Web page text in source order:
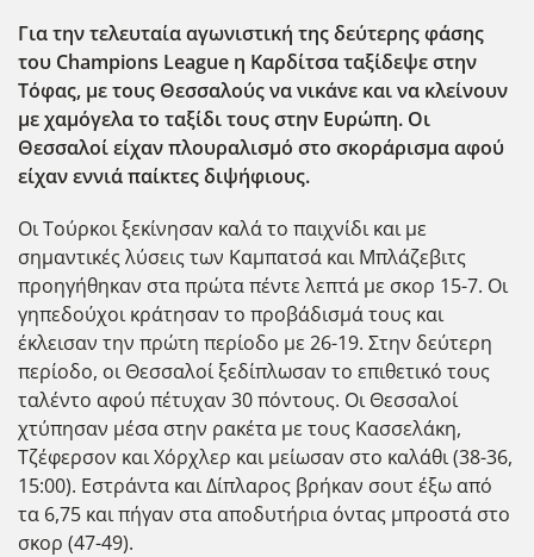
Για την τελευταία αγωνιστική της δεύτερης φάσης
του Champions League η Καρδίτσα ταξίδεψε στην
Τόφας, με τους Θεσσαλούς να νικάνε και να κλείνουν
με χαμόγελα το ταξίδι τους στην Ευρώπη. Οι
Θεσσαλοί είχαν πλουραλισμό στο σκοράρισμα αφού
είχαν εννιά παίκτες διψήφιους.
Οι Τούρκοι ξεκίνησαν καλά το παιχνίδι και με
σημαντικές λύσεις των Καμπατσά και Μπλάζεβιτς
προηγήθηκαν στα πρώτα πέντε λεπτά με σκορ 15-7. Οι
γηπεδούχοι κράτησαν το προβάδισμά τους και
έκλεισαν την πρώτη περίοδο με 26-19. Στην δεύτερη
περίοδο, οι Θεσσαλοί ξεδίπλωσαν το επιθετικό τους
ταλέντο αφού πέτυχαν 30 πόντους. Οι Θεσσαλοί
χτύπησαν μέσα στην ρακέτα με τους Κασσελάκη,
Τζέφερσον και Χόρχλερ και μείωσαν στο καλάθι (38-36,
15:00). Εστράντα και Δίπλαρος βρήκαν σουτ έξω από
τα 6,75 και πήγαν στα αποδυτήρια όντας μπροστά στο
σκορ (47-49).